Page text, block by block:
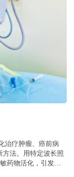
治疗肿瘤、癌前病
法。用特定波长照
药物活化，引发光